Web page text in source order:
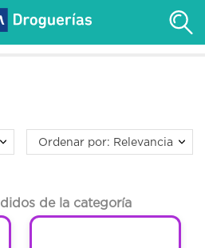
Ordenar por: Relevancia
de la categoría